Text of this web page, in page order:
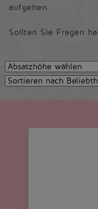
aufgehen.
Sollten Sie Fragen